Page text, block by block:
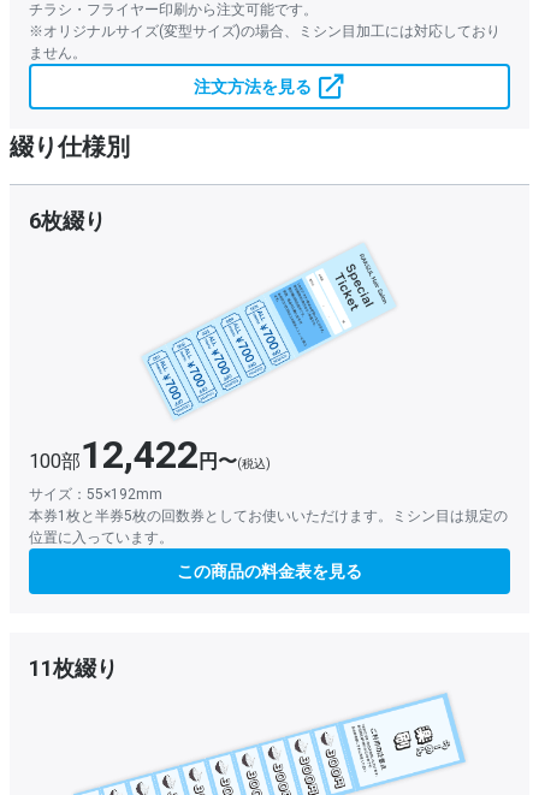
チラシ・フライヤー印刷から注文可能です。
※オリジナルサイズ(変型サイズ)の場合、ミシン目加工には対応しており
ません。
注文方法を見る
綴り仕様別
6枚綴り
100部12,422 円〜(税込)
サイズ：55×192mm
本券1枚と半券5枚の回数券としてお使いいただけます。ミシン目は規定の
位置に入っています。
この商品の料金表を見る
11枚綴り